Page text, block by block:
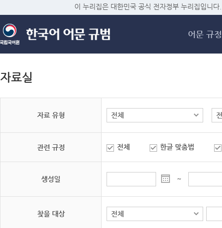
메
이 누리집은 대한민국 공식 전자정부 누리집입니다.
어문 규정
자료실
자료 유형
관련 규정 전체 한글 맞춤법
생성일 ~
찾을 대상